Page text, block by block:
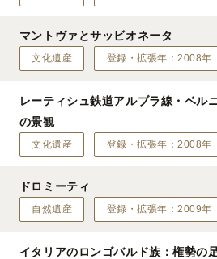
マントヴァとサッビオネータ
文化遺産 登録・拡張年：2008年
レーティシュ鉄道アルブラ線・ベル
の景観
文化遺産 登録・拡張年：2008年
ドロミーティ
自然遺産 登録・拡張年：2009年
イタリアのロンゴバルド族：権勢の